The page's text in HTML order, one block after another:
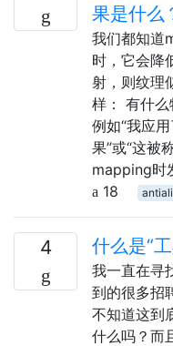
果是什么
我们都知道
时，它会降
射，则纹理
样： 有什么
例如“我应
果”或“这被
mapping时
18
4 什么是“
我一直在寻
到的很多招
不知道这到
什么吗？而